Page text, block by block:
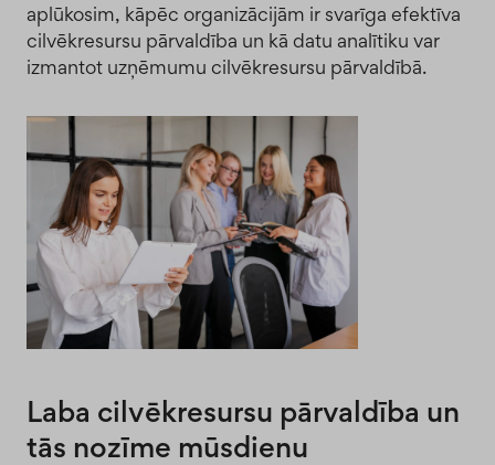
aplūkosim, kāpēc organizācijām ir svarīga efektīva
cilvēkresursu pārvaldība un kā datu analītiku var
izmantot uzņēmumu cilvēkresursu pārvaldībā.
Laba cilvēkresursu pārvaldība un
tās nozīme mūsdienu